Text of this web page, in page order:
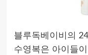
블루독베이비의
수영복은 아이들